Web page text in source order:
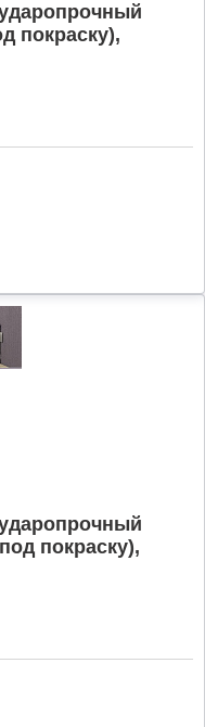
покраску),
покраску),